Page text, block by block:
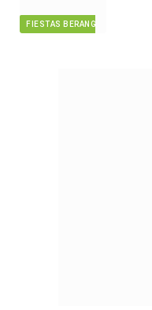
FIESTAS BERANGO